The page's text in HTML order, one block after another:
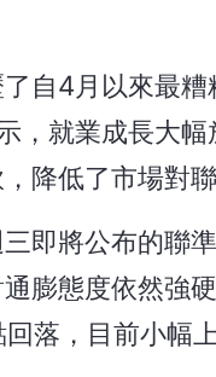
自4月以來最
，就業成長大
降低了市場對
即將公布的聯
膨態度依然強
落，目前小幅